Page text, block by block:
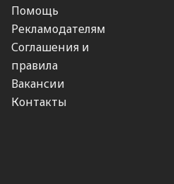
Помощь
Рекламодателям
Соглашения и
правила
Вакансии
Контакты